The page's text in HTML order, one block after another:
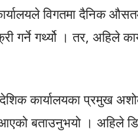
विगतमा दैनिक
गर्ने गर्थ्यो । तर, अहिले
कार्यालयका प्रमुख
आएको बताउनुभयो । अहिले